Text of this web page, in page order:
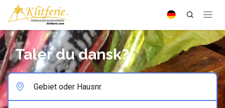
Taler du dansk?